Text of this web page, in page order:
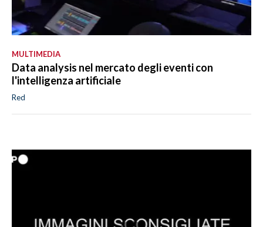
MULTIMEDIA
Data analysis nel mercato degli eventi con
l'intelligenza artificiale
Red